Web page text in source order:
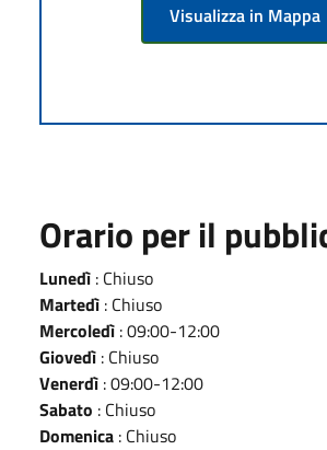
Visualizza in Mappa
Orario per il
Lunedì : Chiuso
Martedì : Chiuso
Mercoledì : 09:00-12:00
Giovedì : Chiuso
Venerdì : 09:00-12:00
Sabato : Chiuso
Domenica : Chiuso